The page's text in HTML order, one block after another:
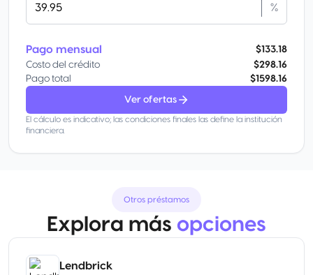
%
Pago mensual
$133.18
Costo del crédito
$298.16
Pago total
$1598.16
Ver ofertas
El cálculo es indicativo; las condiciones finales las define la institución
financiera.
Otros préstamos
Explora más opciones
Lendbrick